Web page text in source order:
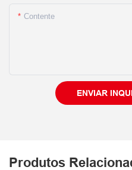
Contente
ENVIAR
Produtos